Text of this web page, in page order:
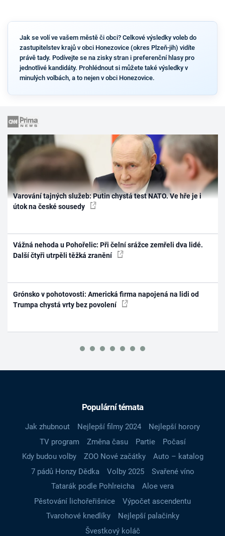
Jak se volí ve vašem městě či obci? Celkové výsledky voleb do
zastupitelstev krajů v obci Honezovice (okres Plzeň-jih) vidíte
právě tady. Podívejte se na zisky stran i preferenční hlasy pro
jednotlivé kandidáty. Prohlédnout si můžete také výsledky v
minulých volbách, a to nejen v obci Honezovice.
Varování tajných služeb: Putin chystá test NATO. Ve hře je i
útok na české sousedy
Vážná nehoda u Pohořelic: Při čelní srážce zemřeli dva lidé.
Další čtyři utrpěli těžká zranění
Grónsko v pohotovosti: Americká firma napojená na lidi od
Trumpa chystá vrty bez povolení
Populární témata
Jak zhubnout Nejlepší filmy 2024
Nejlepší horory
TV program
Změna času Partie
Počasí
Kdy budou volby
ZOO Nové začátky
Auto – katalog
7 pádů Honzy Dědka
Volby 2025
Svařené víno
Tatarák podle Pohlreicha
Aloe vera
Pěstování lichořeřišnice
Výpočet ascendentu
Tvarohové knedlíky
Nejlepší palačinky
Švestkový koláč